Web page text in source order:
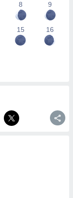
8 9
15 16